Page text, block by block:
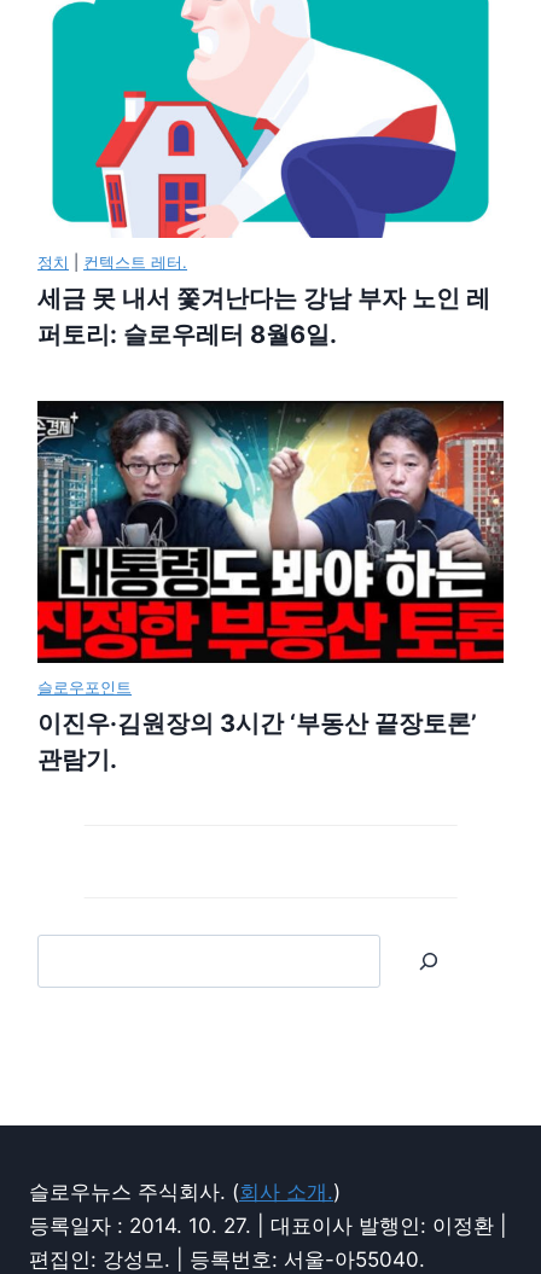
정치 컨텍스트 레터.
세금 못 내서 쫓겨난다는 강남 부자 노인 레
퍼토리: 슬로우레터 8월6일.
슬로우포인트
이진우·김원장의 3시간 ‘부동산 끝장토론’
관람기.
슬로우뉴스 주식회사. (회사 소개.)
등록일자 : 2014. 10. 27. | 대표이사 발행인: 이정환 |
편집인: 강성모. | 등록번호: 서울-아55040.